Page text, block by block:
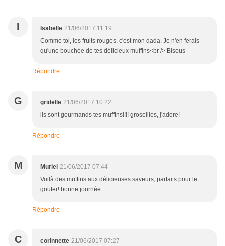
I Isabelle 21/06/2017 11:19
Comme toi, les fruits rouges, c'est mon dada. Je n'en ferais
qu'une bouchée de tes délicieux muffins<br /> Bisous
Répondre
G gridelle 21/06/2017 10:22
ils sont gourmands tes muffins!!!! groseilles, j'adore!
Répondre
M Muriel 21/06/2017 07:44
Voilà des muffins aux délicieuses saveurs, parfaits pour le
gouter! bonne journée
Répondre
C corinnette 21/06/2017 07:27